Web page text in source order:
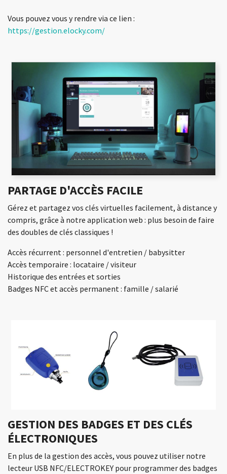
Vous pouvez vous y rendre via ce lien :
https://gestion.elocky.com/
PARTAGE D'ACCÈS FACILE
Gérez et partagez vos clés virtuelles facilement, à distance y
compris, grâce à notre application web : plus besoin de faire
des doubles de clés classiques !
Accès récurrent : personnel d'entretien / babysitter
Accès temporaire : locataire / visiteur
Historique des entrées et sorties
Badges NFC et accès permanent : famille / salarié
GESTION DES BADGES ET DES CLÉS
ÉLECTRONIQUES
En plus de la gestion des accès, vous pouvez utiliser notre
lecteur USB NFC/ELECTROKEY pour programmer des badges